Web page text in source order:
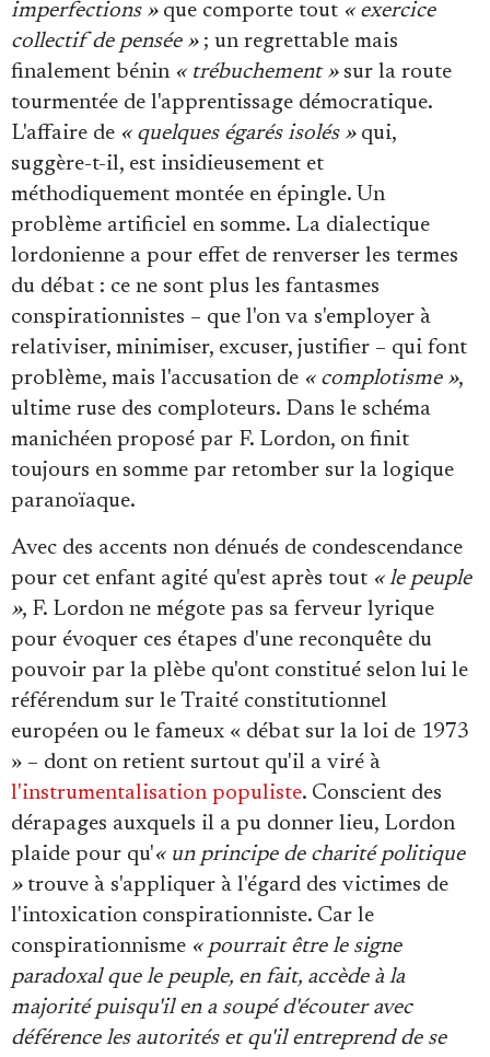
imperfections »que comporte tout « exercice
collectif de pensée »; un regrettable mais
finalement bénin « trébuchement »sur la route
tourmentée de l'apprentissage démocratique.
L'affaire de « quelques égarés isolés »qui,
suggère-t-il, est insidieusement et
méthodiquement montée en épingle. Un
problème artificiel en somme. La dialectique
lordonienne a pour effet de renverser les termes
du débat : ce ne sont plus les fantasmes
conspirationnistes – que l'on va s'employer à
relativiser, minimiser, excuser, justifier – qui font
problème, mais l'accusation de « complotisme »,
ultime ruse des comploteurs. Dans le schéma
manichéen proposé par F. Lordon, on finit
toujours en somme par retomber sur la logique
paranoïaque.
Avec des accents non dénués de condescendance
pour cet enfant agité qu'est après tout « le peuple
», F. Lordon ne mégote pas sa ferveur lyrique
pour évoquer ces étapes d'une reconquête du
pouvoir par la plèbe qu'ont constitué selon lui le
référendum sur le Traité constitutionnel
européen ou le fameux « débat sur la loi de 1973
» – dont on retient surtout qu'il a viré à
l'instrumentalisation populiste. Conscient des
dérapages auxquels il a pu donner lieu, Lordon
plaide pour qu'« un principe de charité politique
»trouve à s'appliquer à l'égard des victimes de
l'intoxication conspirationniste. Car le
conspirationnisme « pourrait être le signe
paradoxal que le peuple, en fait, accède à la
majorité puisqu'il en a soupé d'écouter avec
déférence les autorités et qu'il entreprend de se